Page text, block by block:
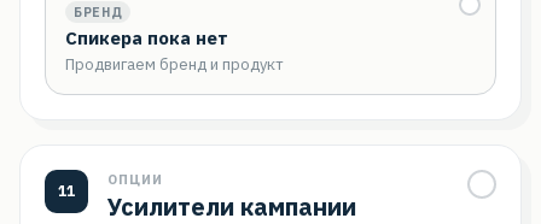
БРЕНД
Спикера пока нет
Продвигаем бренд и продукт
11
ОПЦИИ
Усилители кампании